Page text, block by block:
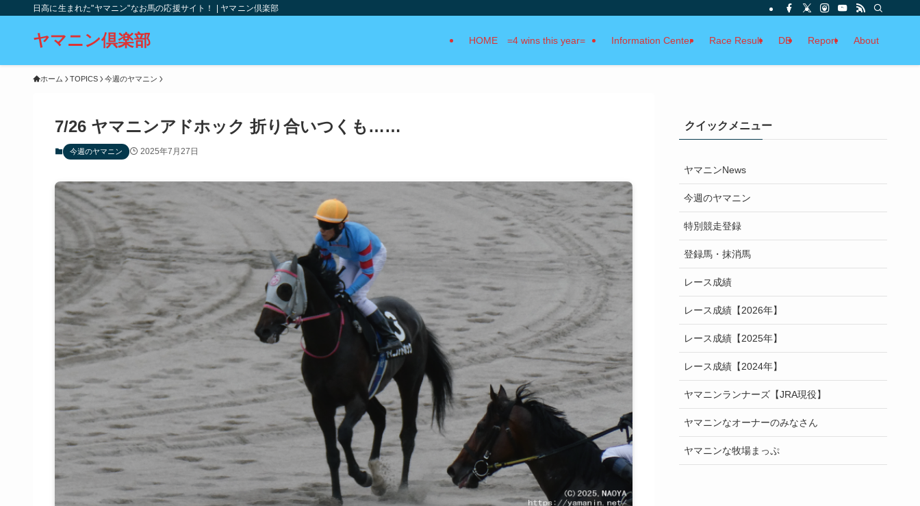
日高に生まれた"ヤマニン"なお馬の応援サイト！ | ヤマニン倶楽部
ヤマニン倶楽部 HOME =4 wins this year= Information Center Race Result DB Report About
ホーム TOPICS 今週のヤマニン
7/26 ヤマニンアドホック 折り合いつくも……
今週のヤマニン 2025年7月27日
クイックメニュー
ヤマニンNews
今週のヤマニン
特別競走登録
登録馬・抹消馬
レース成績
レース成績【2026年】
レース成績【2025年】
レース成績【2024年】
ヤマニンランナーズ【JRA現役】
ヤマニンなオーナーのみなさん
ヤマニンな牧場まっぷ